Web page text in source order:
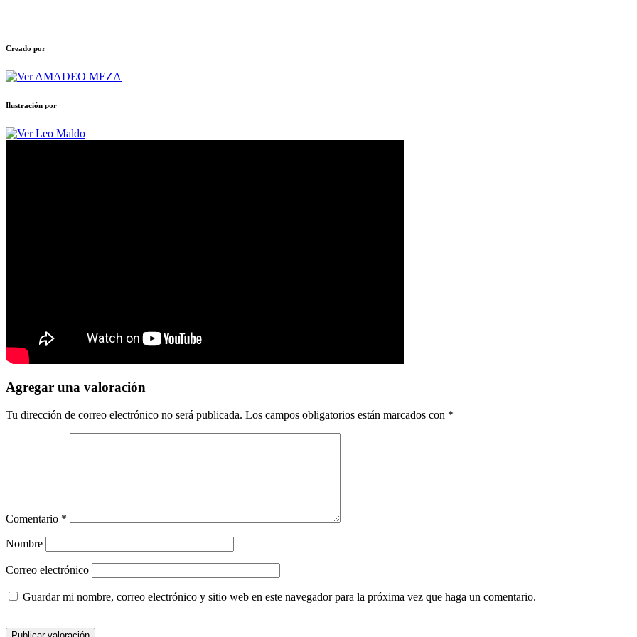
Creado por
AMADEO MEZA
Ilustración por
Leo Maldo
Agregar una valoración
Tu dirección de correo electrónico no será publicada. Los campos obligatorios están marcados con *
Comentario *
Nombre
Correo electrónico
Guardar mi nombre, correo electrónico y sitio web en este navegador para la próxima vez que haga un comentario.